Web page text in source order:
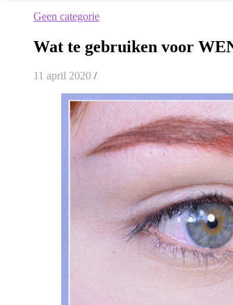
Geen categorie
Wat te gebruiken voor
11 april 2020 /